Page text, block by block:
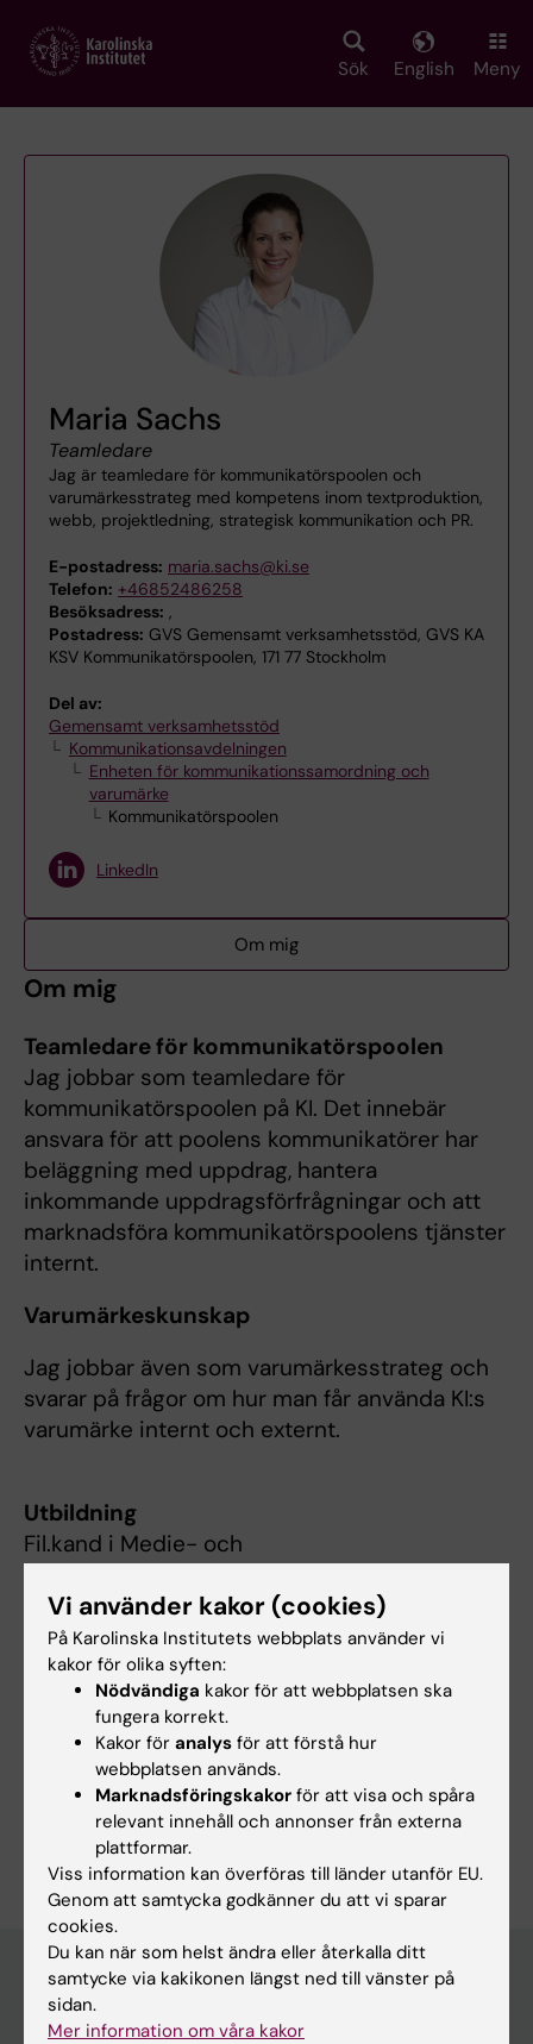
main
Sök English Meny
Maria Sachs
Teamledare
Jag är teamledare för kommunikatörspoolen och
varumärkesstrateg med kompetens inom textproduktion,
webb, projektledning, strategisk kommunikation och PR.
E-postadress: maria.sachs@ki.se
Telefon: +46852486258
Besöksadress: ,
Postadress: GVS Gemensamt verksamhetsstöd, GVS KA
KSV Kommunikatörspoolen, 171 77 Stockholm
Del av:
Gemensamt verksamhetsstöd
Kommunikationsavdelningen
Enheten för kommunikationssamordning och
varumärke
Kommunikatörspoolen
LinkedIn
Om mig
Om mig
Teamledare för kommunikatörspoolen
Jag jobbar som teamledare för
kommunikatörspoolen på KI. Det innebär
ansvara för att poolens kommunikatörer har
beläggning med uppdrag, hantera
inkommande uppdragsförfrågningar och att
marknadsföra kommunikatörspoolens tjänster
internt.
Varumärkeskunskap
Jag jobbar även som varumärkesstrateg och
svarar på frågor om hur man får använda KI:s
varumärke internt och externt.
Utbildning
Fil.kand i Medie- och
universitet.
Musikvetenskap, Stockholms universitet.
Ekonomisk historia, Stockholms universitet
Utlandsstudier i USA, Kanada och Frankrike
Är du Maria Sachs?
Redigera din profil
Huvudmeny
Vi använder kakor (cookies)
På Karolinska Institutets webbplats använder vi
kakor för olika syften:
Nödvändiga kakor för att webbplatsen ska
fungera korrekt.
Kakor för analys för att förstå hur
webbplatsen används.
Marknadsföringskakor för att visa och spåra
relevant innehåll och annonser från externa
plattformar.
Viss information kan överföras till länder utanför EU.
Genom att samtycka godkänner du att vi sparar
cookies.
Du kan när som helst ändra eller återkalla ditt
samtycke via kakikonen längst ned till vänster på
sidan.
Mer information om våra kakor